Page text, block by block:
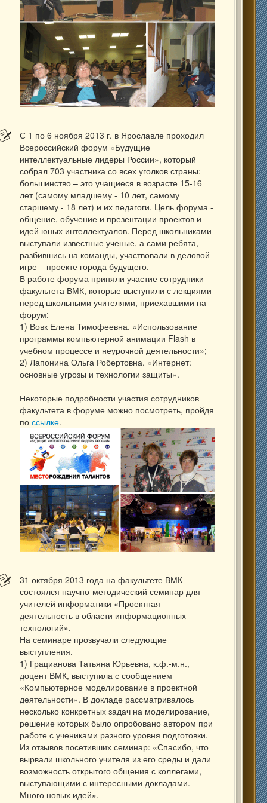
С 1 по 6 ноября 2013 г. в Ярославле проходил
Всероссийский форум «Будущие
интеллектуальные лидеры России», который
собрал 703 участника со всех уголков страны:
большинство – это учащиеся в возрасте 15-16
лет (самому младшему - 10 лет, самому
старшему - 18 лет) и их педагоги. Цель форума -
общение, обучение и презентации проектов и
идей юных интеллектуалов. Перед школьниками
выступали известные ученые, а сами ребята,
разбившись на команды, участвовали в деловой
игре – проекте города будущего.
В работе форума приняли участие сотрудники
факультета ВМК, которые выступили с лекциями
перед школьными учителями, приехавшими на
форум:
1) Вовк Елена Тимофеевна. «Использование
программы компьютерной анимации Flash в
учебном процессе и неурочной деятельности»;
2) Лапонина Ольга Робертовна. «Интернет:
основные угрозы и технологии защиты».
Некоторые подробности участия сотрудников
факультета в форуме можно посмотреть, пройдя
по ссылке.
31 октября 2013 года на факультете ВМК
состоялся научно-методический семинар для
учителей информатики «Проектная
деятельность в области информационных
технологий».
На семинаре прозвучали следующие
выступления.
1) Грацианова Татьяна Юрьевна, к.ф.-м.н.,
доцент ВМК, выступила с сообщением
«Компьютерное моделирование в проектной
деятельности». В докладе рассматривалось
несколько конкретных задач на моделирование,
решение которых было опробовано автором при
работе с учениками разного уровня подготовки.
Из отзывов посетивших семинар: «Спасибо, что
вырвали школьного учителя из его среды и дали
возможность открытого общения с коллегами,
выступающими с интересными докладами.
Много новых идей».